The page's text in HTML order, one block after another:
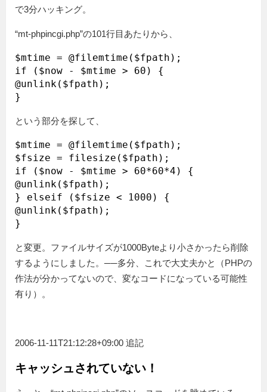
で3分ハッキング。
“mt-phpincgi.php”の101行目あたりから、
$mtime = @filemtime($fpath);
if ($now - $mtime > 60) {
@unlink($fpath);
という部分を探して、
$mtime = @filemtime($fpath);
$fsize = filesize($fpath);
if ($now - $mtime > 60*60*4) {
@unlink($fpath);
} elseif ($fsize < 1000) {
@unlink($fpath);
と変更。ファイルサイズが1000Byteより小さかったら削除
するようにしました。──多分、これで大丈夫かと（PHPの
作法が分かってないので、変なコードになっている可能性
有り）。
2006-11-11T21:12:28+09:00 追記
キャッシュされていない！